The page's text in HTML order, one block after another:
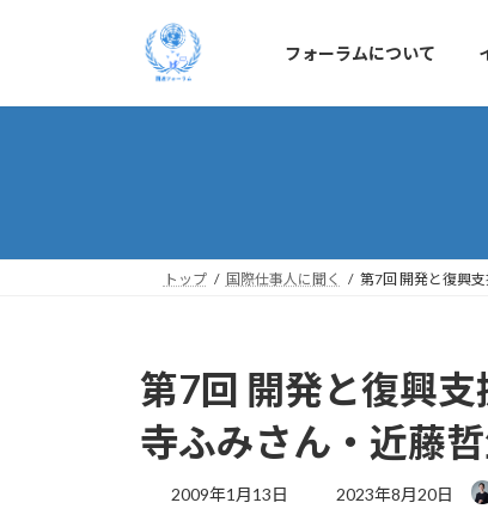
フォーラムについて
トップ 国際仕事人に聞く 第7回 開発と復興
第7回 開発と復興
寺ふみさん・近藤
2009年1月13日
最
2023年8月20日